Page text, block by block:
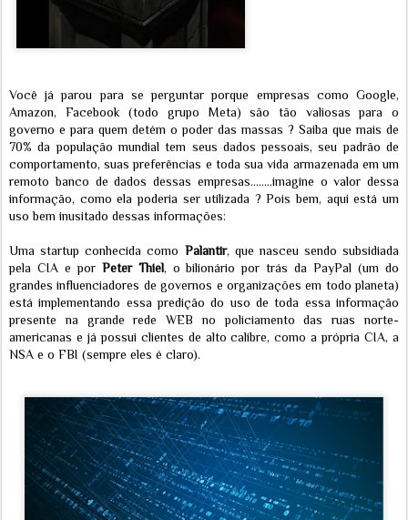
Você já parou para se perguntar porque empresas como Google,
Amazon, Facebook (todo grupo Meta) são tão valiosas para o
governo e para quem detém o poder das massas ? Saiba que mais de
70% da população mundial tem seus dados pessoais, seu padrão de
comportamento, suas preferências e toda sua vida armazenada em um
remoto banco de dados dessas empresas........imagine o valor dessa
informação, como ela poderia ser utilizada ? Pois bem, aqui está um
uso bem inusitado dessas informações:
Uma startup conhecida como Palantir, que nasceu sendo subsidiada
pela CIA e porPeter Thiel, o bilionário por trás da PayPal (um do
grandes influenciadores de governos e organizações em todo planeta)
está implementando essa predição do uso de toda essa informação
presente na grande rede WEB no policiamento das ruas norte-
americanas e já possui clientes de alto calibre, como a própria CIA, a
NSA e o FBI (sempre eles é claro).